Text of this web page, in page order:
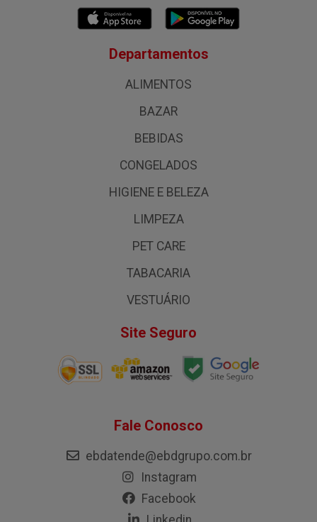
Departamentos
ALIMENTOS
BAZAR
BEBIDAS
CONGELADOS
HIGIENE E BELEZA
LIMPEZA
PET CARE
TABACARIA
VESTUÁRIO
Site Seguro
Fale Conosco
ebdatende@ebdgrupo.com.br
Instagram
Facebook